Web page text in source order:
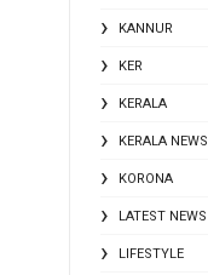
KANNUR
KER
KERALA
KERALA NEWS
KORONA
LATEST NEWS
LIFESTYLE